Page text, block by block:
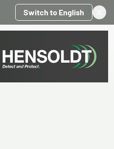
Switch to English